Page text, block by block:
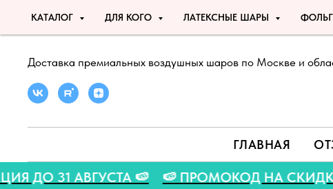
КАТАЛОГ ДЛЯ КОГО ЛАТЕКСНЫЕ ШАРЫ
Доставка премиальных воздушных шаров по Москве и
ГЛАВНАЯ
АКЦИЯ ДО 31 АВГУСТА 🍉 🍉 ПРОМОКОД НА